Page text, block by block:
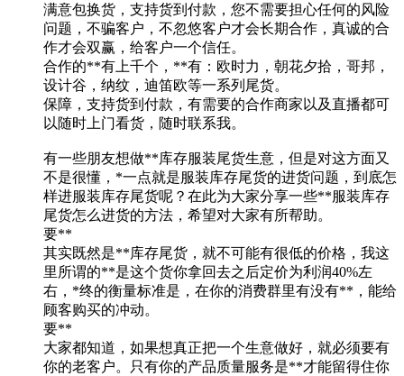
满意包换货，支持货到付款，您不需要担心任何的风险
问题，不骗客户，不忽悠客户才会长期合作，真诚的合
作才会双赢，给客户一个信任。
合作的**有上千个，**有：欧时力，朝花夕拾，哥邦，
设计谷，纳纹，迪笛欧等一系列尾货。
保障，支持货到付款，有需要的合作商家以及直播都可
以随时上门看货，随时联系我。
有一些朋友想做**库存服装尾货生意，但是对这方面又
不是很懂，*一点就是服装库存尾货的进货问题，到底怎
样进服装库存尾货呢？在此为大家分享一些**服装库存
尾货怎么进货的方法，希望对大家有所帮助。
要**
其实既然是**库存尾货，就不可能有很低的价格，我这
里所谓的**是这个货你拿回去之后定价为利润40%左
右，*终的衡量标准是，在你的消费群里有没有**，能给
顾客购买的冲动。
要**
大家都知道，如果想真正把一个生意做好，就必须要有
你的老客户。只有你的产品质量服务是**才能留得住你